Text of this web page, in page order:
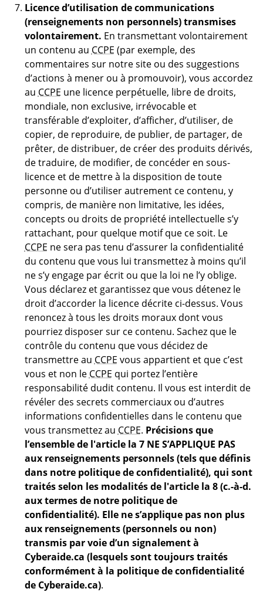
Licence d’utilisation de communications
(renseignements non personnels) transmises
volontairement. En transmettant volontairement
un contenu au CCPE (par exemple, des
commentaires sur notre site ou des suggestions
d’actions à mener ou à promouvoir), vous accordez
au CCPE une licence perpétuelle, libre de droits,
mondiale, non exclusive, irrévocable et
transférable d’exploiter, d’afficher, d’utiliser, de
copier, de reproduire, de publier, de partager, de
prêter, de distribuer, de créer des produits dérivés,
de traduire, de modifier, de concéder en sous-
licence et de mettre à la disposition de toute
personne ou d’utiliser autrement ce contenu, y
compris, de manière non limitative, les idées,
concepts ou droits de propriété intellectuelle s’y
rattachant, pour quelque motif que ce soit. Le
CCPE ne sera pas tenu d’assurer la confidentialité
du contenu que vous lui transmettez à moins qu’il
ne s’y engage par écrit ou que la loi ne l’y oblige.
Vous déclarez et garantissez que vous détenez le
droit d’accorder la licence décrite ci-dessus. Vous
renoncez à tous les droits moraux dont vous
pourriez disposer sur ce contenu. Sachez que le
contrôle du contenu que vous décidez de
transmettre au CCPE vous appartient et que c’est
vous et non le CCPE qui portez l’entière
responsabilité dudit contenu. Il vous est interdit de
révéler des secrets commerciaux ou d’autres
informations confidentielles dans le contenu que
vous transmettez au CCPE. Précisions que
l’ensemble de l'article la 7 NE S’APPLIQUE PAS
aux renseignements personnels (tels que définis
dans notre politique de confidentialité), qui sont
traités selon les modalités de l'article la 8 (c.-à-d.
aux termes de notre politique de
confidentialité). Elle ne s’applique pas non plus
aux renseignements (personnels ou non)
transmis par voie d’un signalement à
Cyberaide.ca (lesquels sont toujours traités
conformément à la politique de confidentialité
de Cyberaide.ca).